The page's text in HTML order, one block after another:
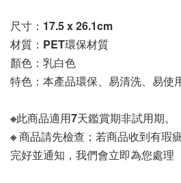
尺寸：17.5 x 26.1cm
材質：PET環保材質
顏色：乳白色
特色：本產品環保、易清洗、易使用
※此商品適用7天鑑賞期非試用期。
※ 商品請先檢查；若商品收到有瑕
完好並通知，我們會立即為您處理